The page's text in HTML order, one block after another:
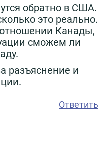
обратно в США.
это реально.
Канады,
сможем ли
разъяснение и
Ответить